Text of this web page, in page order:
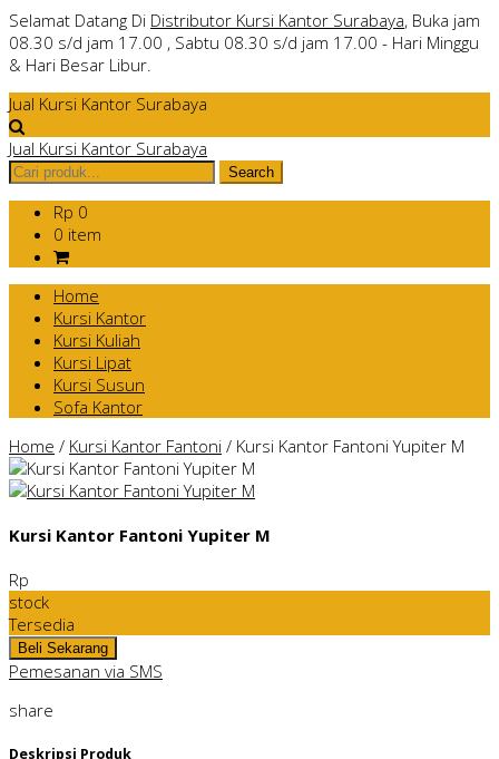
Selamat Datang Di Distributor Kursi Kantor Surabaya, Buka jam
08.30 s/d jam 17.00 , Sabtu 08.30 s/d jam 17.00 - Hari Minggu
& Hari Besar Libur.
Jual Kursi Kantor Surabaya
Jual Kursi Kantor Surabaya
Rp 0
0 item
Home
Kursi Kantor
Kursi Kuliah
Kursi Lipat
Kursi Susun
Sofa Kantor
Home / Kursi Kantor Fantoni / Kursi Kantor Fantoni Yupiter M
Kursi Kantor Fantoni Yupiter M
Rp
stock
Tersedia
Pemesanan via SMS
share
Deskripsi Produk